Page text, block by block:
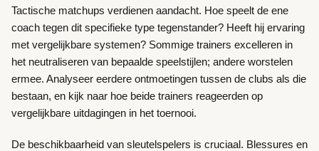
Tactische matchups verdienen aandacht. Hoe speelt de ene
coach tegen dit specifieke type tegenstander? Heeft hij ervaring
met vergelijkbare systemen? Sommige trainers excelleren in
het neutraliseren van bepaalde speelstijlen; andere worstelen
ermee. Analyseer eerdere ontmoetingen tussen de clubs als die
bestaan, en kijk naar hoe beide trainers reageerden op
vergelijkbare uitdagingen in het toernooi.
De beschikbaarheid van sleutelspelers is cruciaal. Blessures en